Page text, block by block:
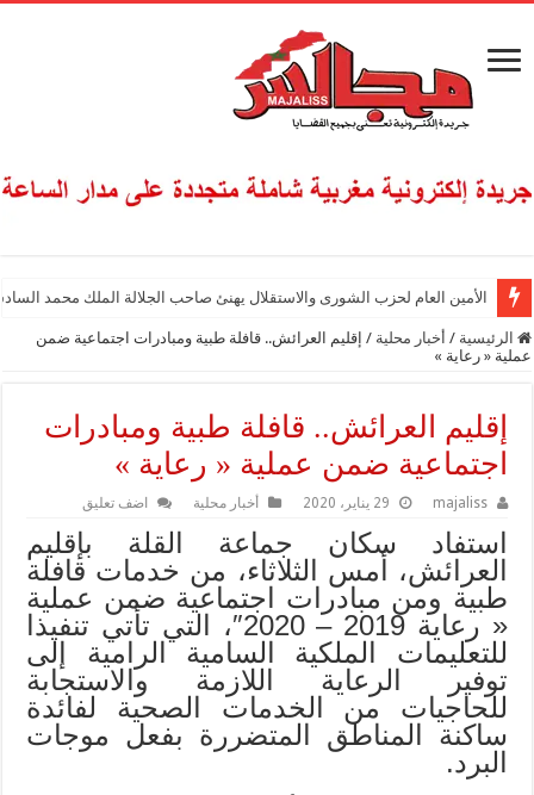
الأمين العام لحزب الشورى والاستقلال يهنئ صاحب الجلالة الملك محمد
الرئيسية / أخبار محلية / إقليم العرائش.. قافلة طبية ومبادرات اجتماعية ضمن
عملية « رعاية »
إقليم العرائش.. قافلة طبية ومبادرات
اجتماعية ضمن عملية « رعاية »
majaliss 29 يناير، 2020 أخبار محلية اضف تعليق
استفاد سكان جماعة القلة بإقليم
العرائش، أمس الثلاثاء، من خدمات قافلة
طبية ومن مبادرات اجتماعية ضمن عملية
« رعاية 2019 – 2020″، التي تأتي تنفيذا
للتعليمات الملكية السامية الرامية إلى
توفير الرعاية اللازمة والاستجابة
للحاجيات من الخدمات الصحية لفائدة
ساكنة المناطق المتضررة بفعل موجات
البرد.